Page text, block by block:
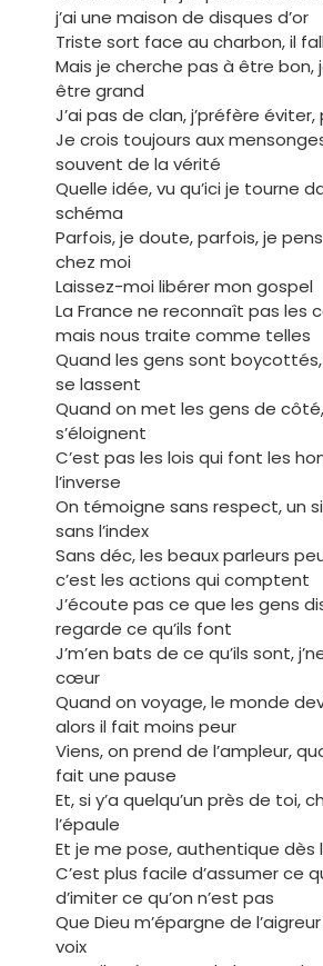
j’ai une maison de disques d’or
Triste sort face au charbon, il
Mais je cherche pas à être bon,
être grand
J’ai pas de clan, j’préfère
Je crois toujours aux
souvent de la vérité
Quelle idée, vu qu’ici je tourne
schéma
Parfois, je doute, parfois, je
chez moi
Laissez-moi libérer mon gospel
La France ne reconnaît pas les
mais nous traite comme telles
Quand les gens sont
se lassent
Quand on met les gens de
s’éloignent
C’est pas les lois qui font les
l’inverse
On témoigne sans respect, un
sans l’index
Sans déc, les beaux parleurs
c’est les actions qui comptent
J’écoute pas ce que les gens
regarde ce qu’ils font
J’m’en bats de ce qu’ils sont,
cœur
Quand on voyage, le monde
alors il fait moins peur
Viens, on prend de l’ampleur,
fait une pause
Et, si y’a quelqu’un près de toi,
l’épaule
Et je me pose, authentique dès
C’est plus facile d’assumer ce
d’imiter ce qu’on n’est pas
Que Dieu m’épargne de
voix